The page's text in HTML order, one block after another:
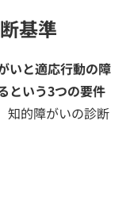
基準
いと適応行動の障
という3つの要件
知的障がいの診断